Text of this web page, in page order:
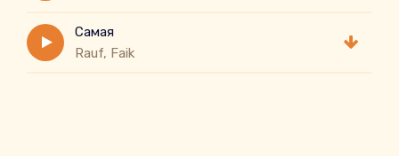
Самая
Rauf, Faik